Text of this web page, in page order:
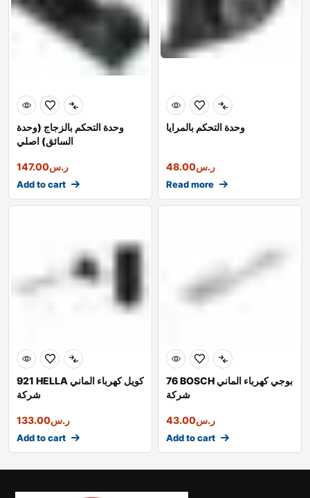
وحدة التحكم بالزجاج (وحدة
السائق) اصلي
ر.س147.00
Add to cart
وحدة التحكم بالمرايا
ر.س48.00
Read more
921 HELLA كويل كهرباء الماني
شركة
ر.س133.00
Add to cart
76 BOSCH بوجي كهرباء الماني
شركة
ر.س43.00
Add to cart